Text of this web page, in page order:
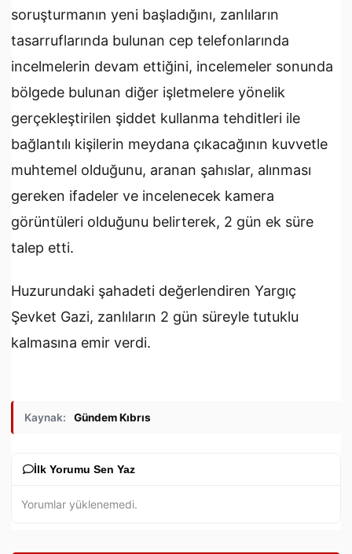
soruşturmanın yeni başladığını, zanlıların
tasarruflarında bulunan cep telefonlarında
incelmelerin devam ettiğini, incelemeler sonunda
bölgede bulunan diğer işletmelere yönelik
gerçekleştirilen şiddet kullanma tehditleri ile
bağlantılı kişilerin meydana çıkacağının kuvvetle
muhtemel olduğunu, aranan şahıslar, alınması
gereken ifadeler ve incelenecek kamera
görüntüleri olduğunu belirterek, 2 gün ek süre
talep etti.
Huzurundaki şahadeti değerlendiren Yargıç
Şevket Gazi, zanlıların 2 gün süreyle tutuklu
kalmasına emir verdi.
Kaynak: Gündem Kıbrıs
İlk Yorumu Sen Yaz
Yorumlar yüklenemedi.